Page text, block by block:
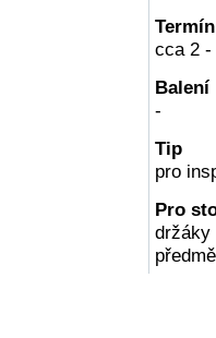
cca 2 -
Balení
-
Tip
pro
Pro
držáky